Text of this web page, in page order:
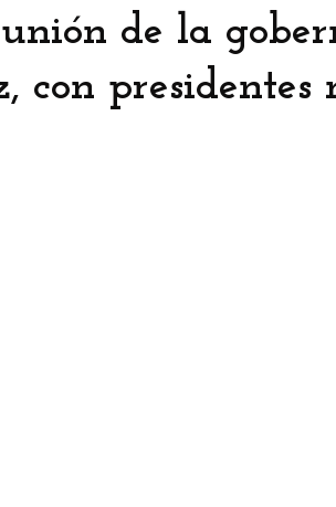
de la
con presidentes